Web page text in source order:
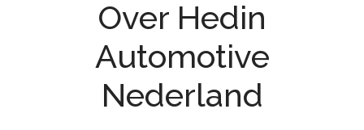
Over Hedin
Automotive
Nederland